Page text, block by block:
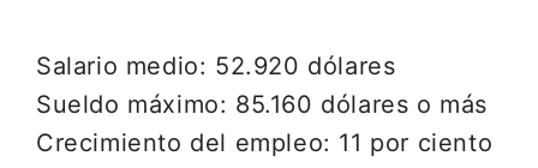
Salario medio: 52.920 dólares
Sueldo máximo: 85.160 dólares o más
Crecimiento del empleo: 11 por ciento